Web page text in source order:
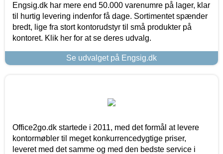
Engsig.dk har mere end 50.000 varenumre på lager, klar
til hurtig levering indenfor få dage. Sortimentet spænder
bredt, lige fra stort kontorudstyr til små produkter på
kontoret. Klik her for at se deres udvalg.
Se udvalget på Engsig.dk
Office2go.dk startede i 2011, med det formål at levere
kontormøbler til meget konkurrencedygtige priser,
leveret med det samme og med den bedste service i